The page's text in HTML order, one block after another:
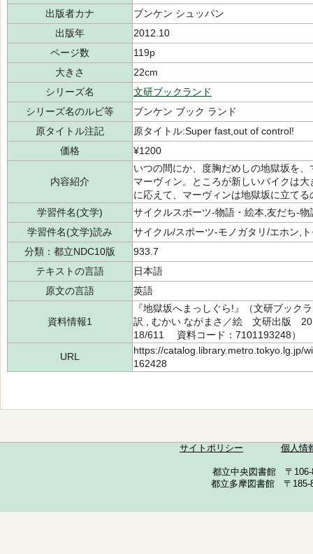
出版者カナ
ブンケン シュッパン
出版年
2012.10
ページ数
119p
大きさ
22cm
シリーズ名
文研ブックランド
シリーズ名のルビ等
ブンケン ブック ランド
原タイトル注記
原タイトル:Super fast,out of control!
価格
¥1200
内容紹介
いつの間にか、度胸だめしの地獄坂を
マーヴィン。ところが新しいバイクは
に応えて、マーヴィンは地獄坂に立てる
学習件名(文学)
サイクルスポーツ-物語・絵本,友だち-物
学習件名(文学)読み
サイクル/スポーツ-モノガタリ/エホン,
分類：都立NDC10版
933.7
テキストの言語
日本語
原文の言語
英語
資料情報1
『地獄坂へまっしぐら!』（文研ブッ
訳 , むかい ながまさ／絵 文研出版
18/611 資料コード：7101193248）
URL
https://catalog.library.metro.tokyo.lg.jp/
162428
サイトポリシー 個人情
都立中央図書館 〒
都立多摩図書館 〒185-